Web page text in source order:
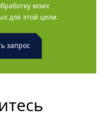
моих
для этой цели.